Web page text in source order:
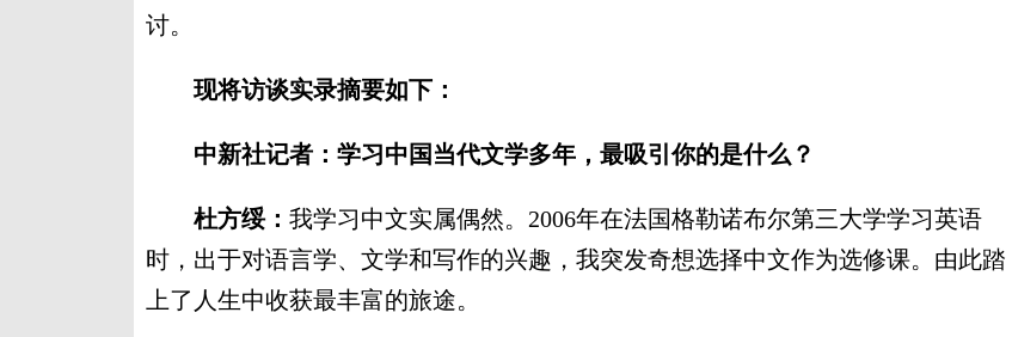
讨。
现将访谈实录摘要如下：
中新社记者：学习中国当代文学多年，最吸引你的是什么？
杜方绥： 我学习中文实属偶然。2006年在法国格勒诺布尔第三大学学习英语
时，出于对语言学、文学和写作的兴趣，我突发奇想选择中文作为选修课。由此踏
上了人生中收获最丰富的旅途。